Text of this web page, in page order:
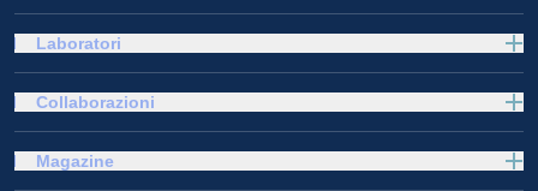
Laboratori
Collaborazioni
Magazine